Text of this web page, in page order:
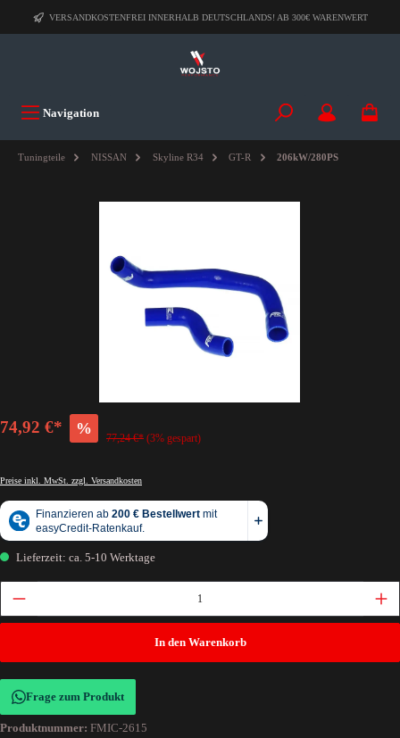
VERSANDKOSTENFREI INNERHALB DEUTSCHLANDS! AB 300€ WARENWERT
Navigation
Tuningteile NISSAN Skyline R34 GT-R 206kW/280PS
74,92 €* %
77,24 €* (3% gespart)
Preise inkl. MwSt. zzgl. Versandkosten
Lieferzeit: ca. 5-10 Werktage
In den Warenkorb
Frage zum Produkt
Produktnummer: FMIC-2615